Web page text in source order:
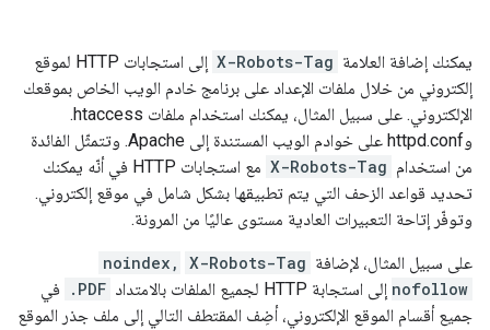
يمكنك إضافة العلامة X-Robots-Tag
إلى استجابات HTTP لموقع
إلكتروني من خلال ملفات الإعداد على برنامج خادم الويب الخاص بموقعك
الإلكتروني. على سبيل المثال، يمكنك استخدام ملفات ‎.htaccess
وhttpd.conf على خوادم الويب المستندة إلى Apache. وتتمثّل الفائدة
من استخدام X-Robots-Tag
مع استجابات HTTP في أنّه يمكنك
تحديد قواعد الزحف التي يتم تطبيقها بشكل شامل في موقع إلكتروني.
وتوفّر إتاحة التعبيرات العادية مستوى عاليًا من المرونة.
على سبيل المثال، لإضافة X-Robots-Tag
noindex,
nofollow إلى استجابة HTTP لجميع الملفات بالامتداد ‎ .PDF
في
جميع أقسام الموقع الإلكتروني، أضِف المقتطف التالي إلى ملف جذر الموقع